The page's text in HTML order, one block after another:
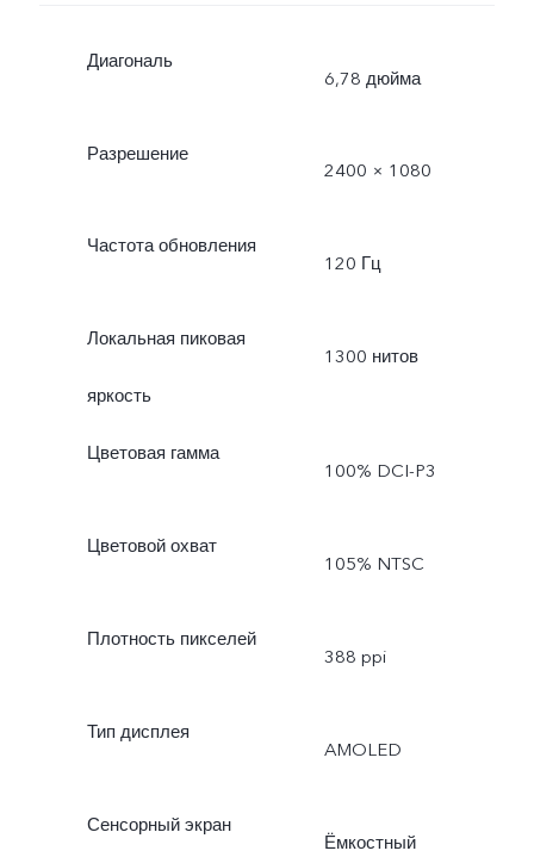
Диагональ
6,78 дюйма
Разрешение
2400 × 1080
Частота обновления
120 Гц
Локальная пиковая
яркость
1300 нитов
Цветовая гамма
100% DCI-P3
Цветовой охват
105% NTSC
Плотность пикселей
388 ppi
Тип дисплея
AMOLED
Сенсорный экран
Ёмкостный